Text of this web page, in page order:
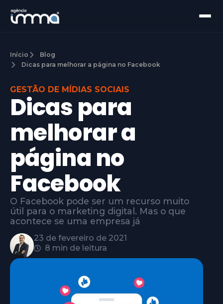
Início
Blog
Dicas para melhorar a página no Facebook
GESTÃO DE MÍDIAS SOCIAIS
Dicas para
melhorar a
página no
Facebook
O Facebook pode ser um recurso muito
útil para o marketing digital. Mas o que
acontece se uma empresa já
23 de fevereiro de 2021
8 min de leitura